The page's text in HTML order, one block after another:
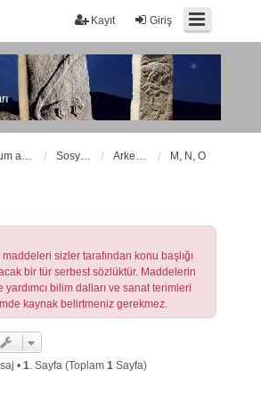
Giriş
Kayıt
Forum ana sayfa Sosyal Forumlarımız Arkeo-TR Sözlük M, N, O
sizler tarafından konu başlığı
bir tür serbest sözlüktür. Maddelerin
bilim dalları ve sanat terimleri
kaynak belirtmeniz gerekmez.
• 1. Sayfa (Toplam 1Sayfa)